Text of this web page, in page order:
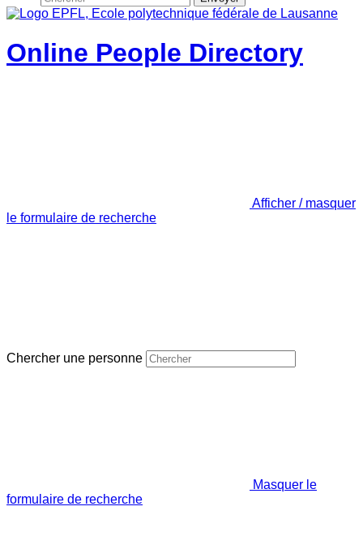
Online People Directory
Afficher / masquer
le formulaire de recherche
Chercher une personne
Masquer le
formulaire de recherche